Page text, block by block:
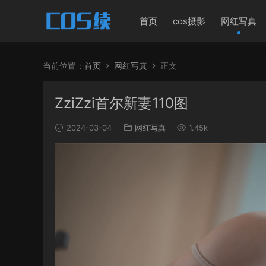
首页 cos摄影 网红写真
当前位置： 首页 网红写真 正文
ZziZzi首尔新妻110图
2024-03-04 网红写真 1.45k